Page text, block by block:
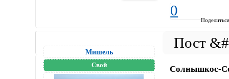
0
Мишель
Свой Солнышкос-